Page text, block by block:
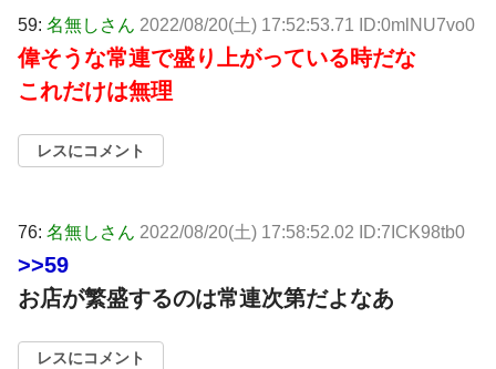
59: 名無しさん 2022/08/20(土) 17:52:53.71 ID:0mlNU7vo0
偉そうな常連で盛り上がっている時だな
これだけは無理
レスにコメント
76: 名無しさん 2022/08/20(土) 17:58:52.02 ID:7ICK98tb0
>>59
お店が繁盛するのは常連次第だよなあ
レスにコメント